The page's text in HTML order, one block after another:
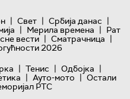
| Свет | Србија данас |
| Мерила времена | Рат
вести | Сматрачница |
2026
| Тенис | Одбојка |
| Ауто-мото | Остали
РТС